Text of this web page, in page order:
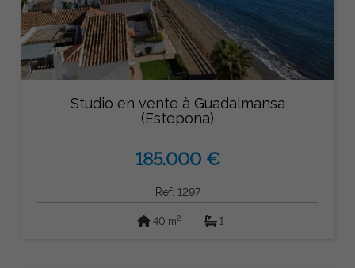
Studio en vente à Guadalmansa
(Estepona)
185.000 €
Ref: 1297
40 m2 1